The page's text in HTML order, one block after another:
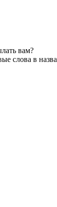
вам?
слова в